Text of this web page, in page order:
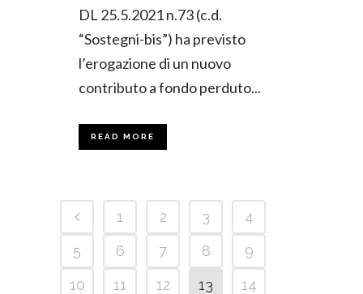
DL 25.5.2021 n.73 (c.d.
“Sostegni-bis”) ha previsto
l’erogazione di un nuovo
contributo a fondo perduto...
READ MORE
1 2 3
4
5
6 7 8
9
10
11 12 13
14